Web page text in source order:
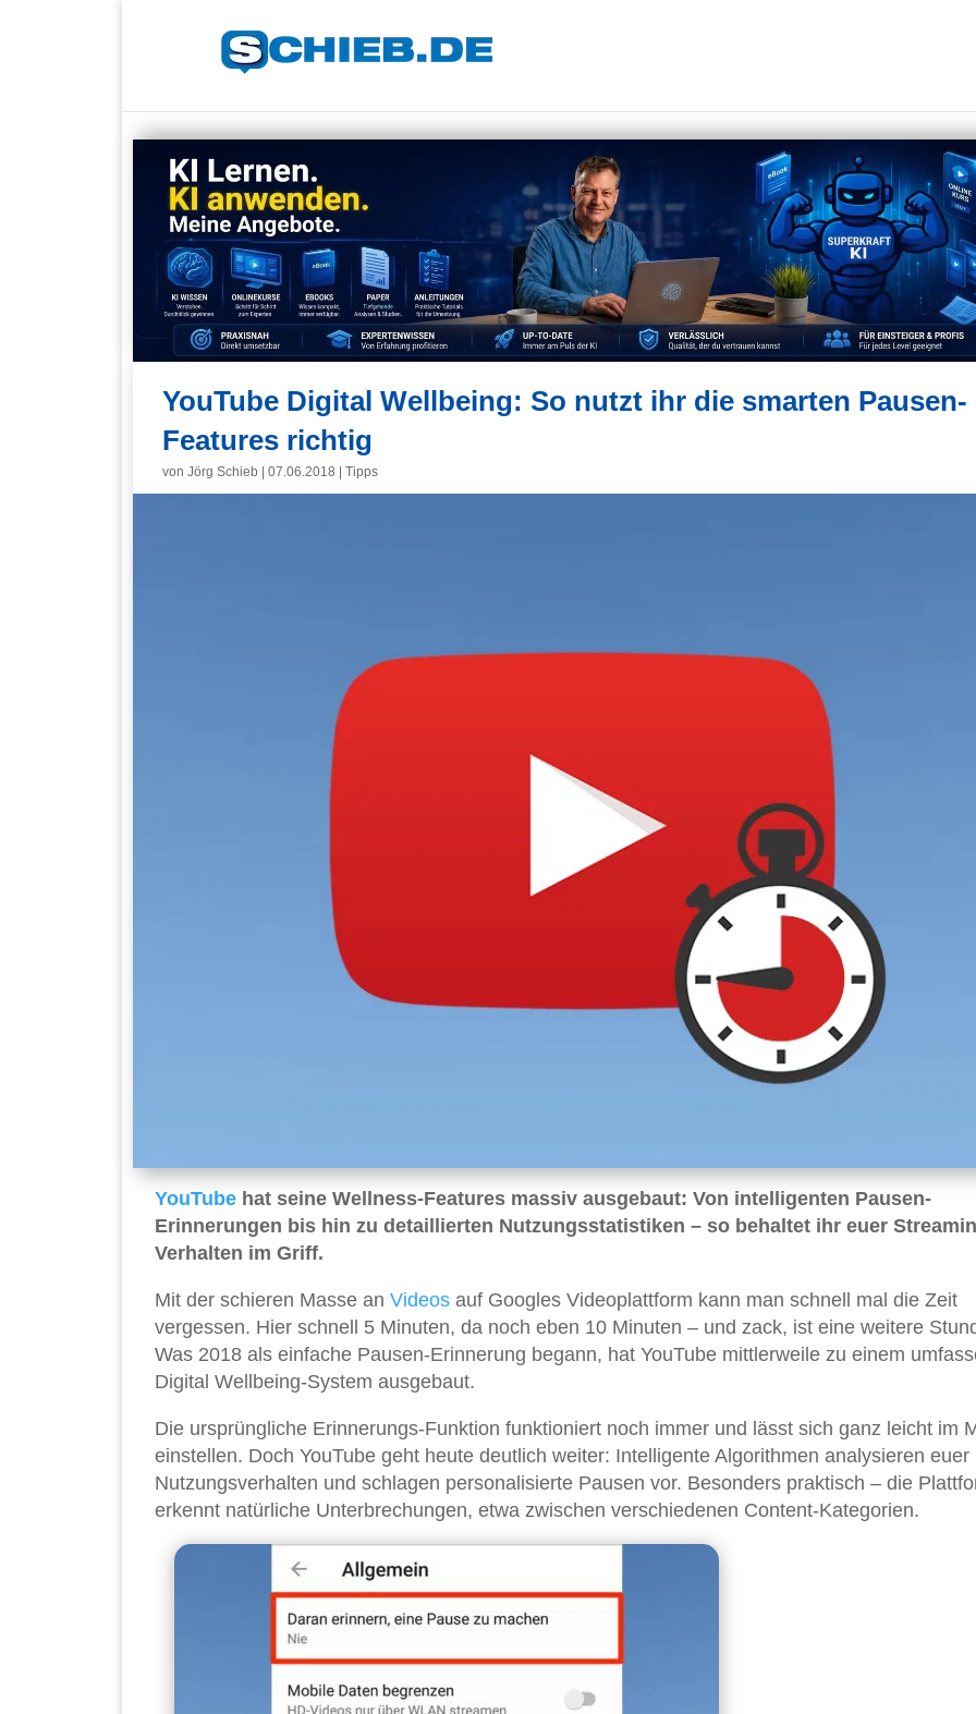
YouTube Digital Wellbeing: So nutzt ihr die smarten Pausen-
Features richtig
von Jörg Schieb 07.06.2018 Tipps
YouTube hat seine Wellness-Features massiv ausgebaut: Von intelligenten Pausen-
Erinnerungen bis hin zu detaillierten Nutzungsstatistiken – so behaltet ihr euer
Verhalten im Griff.
Mit der schieren Masse an Videos auf Googles Videoplattform kann man schnell mal die Zeit
vergessen. Hier schnell 5 Minuten, da noch eben 10 Minuten – und zack, ist eine weitere
Was 2018 als einfache Pausen-Erinnerung begann, hat YouTube mittlerweile zu einem
Digital Wellbeing-System ausgebaut.
Die ursprüngliche Erinnerungs-Funktion funktioniert noch immer und lässt sich ganz leicht im
einstellen. Doch YouTube geht heute deutlich weiter: Intelligente Algorithmen analysieren euer
Nutzungsverhalten und schlagen personalisierte Pausen vor. Besonders praktisch – die
erkennt natürliche Unterbrechungen, etwa zwischen verschiedenen Content-Kategorien.